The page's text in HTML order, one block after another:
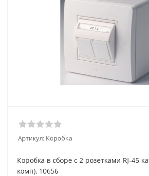
Артикул: Коробка
Коробка в сборе с 2 розетками RJ-45
комп), 10656